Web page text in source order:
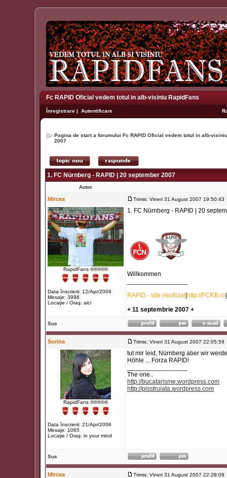
Fc RAPID Oficial vedem totul in alb-visiniu RapidFans
Înregistrare | Autentificare
Pagina de start a forumului Fc RAPID Oficial vedem totul in alb-
2007
1. FC Nürnberg - RAPID | 20 september 2007
Autor
Mircea Trimis: Vineri 31 August 2007 19:50:43
RapidFans ®®®®®
Data înscrierii: 12/Apr/2006
Mesaje: 3996
Locaţie / Oraş: aici
1. FC Nürnberg - RAPID | 20
Willkommen
RAPID - site neoficial http://FCRB.ro
+ 11 septembrie 2007 +
Sus
Sorina Trimis: Vineri 31 August 2007 22:05:59
RapidFans ®®®®®
Data înscrierii: 21/Apr/2006
Mesaje: 1065
Locaţie / Oraş: in your mind
tut mir leid, Nürnberg aber wir
Höhle ... Forza RAPID!
The one..
http://bucatarisme.wordpress.com
http://pisstruiata.wordpress.com
Sus
Mircea Trimis: Vineri 31 August 2007 22:28:09